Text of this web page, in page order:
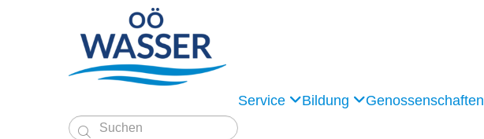
Service Bildung Genossenschaften
